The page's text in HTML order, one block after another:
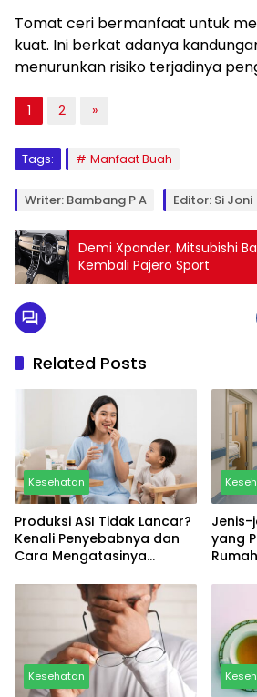
Tomat ceri bermanfaat untuk
kuat. Ini berkat adanya
menurunkan risiko terjadinya
1 2 »
Tags: Manfaat Buah
Writer: Bambang P A Editor: Si Joni
Demi Xpander, Mitsubishi
Kembali Pajero Sport
Related Posts
Kesehatan
Produksi ASI Tidak Lancar?
Kenali Penyebabnya dan
Cara Mengatasinya
Jenis-
yang
Kesehatan